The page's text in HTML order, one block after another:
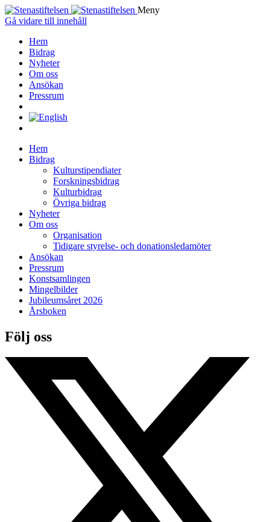
Meny
Gå vidare till innehåll
Hem
Bidrag
Nyheter
Om oss
Ansökan
Pressrum
Hem
Bidrag
Kulturstipendiater
Forskningsbidrag
Kulturbidrag
Övriga bidrag
Nyheter
Om oss
Organisation
Tidigare styrelse- och donationsledamöter
Ansökan
Pressrum
Konstsamlingen
Mingelbilder
Jubileumsåret 2026
Årsboken
Följ oss